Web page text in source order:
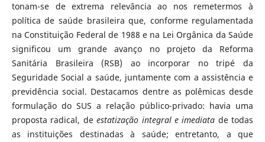
tonam-se de extrema relevância ao nos remetermos à
política de saúde brasileira que, conforme regulamentada
na Constituição Federal de 1988 e na Lei Orgânica da Saúde
significou um grande avanço no projeto da Reforma
Sanitária Brasileira (RSB) ao incorporar no tripé da
Seguridade Social a saúde, juntamente com a assistência e
previdência social. Destacamos dentre as polêmicas desde
formulação do SUS a relação público-privado: havia uma
proposta radical, deestatização integral e imediata de todas
as instituições destinadas à saúde; entretanto, a que